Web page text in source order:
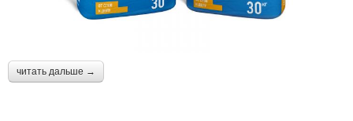
читать дальше →